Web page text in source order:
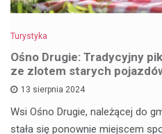
Turystyka
Ośno Drugie: Tradycyjny
ze zlotem starych
13 sierpnia 2024
Wsi Ośno Drugie, należącej do
stała się ponownie miejscem